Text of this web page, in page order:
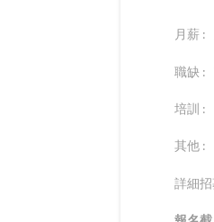
月薪 :
職缺 :
培訓 :
其他 :
詳細